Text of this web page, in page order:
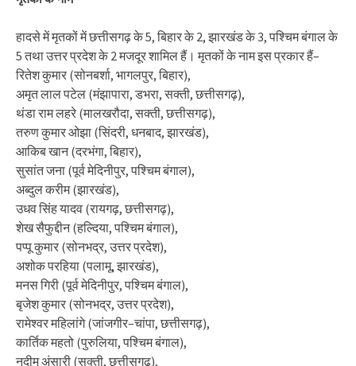
हादसे में मृतकों में छत्तीसगढ़ के 5, बिहार के 2, झारखंड के 3, पश्चिम बंगाल के
5 तथा उत्तर प्रदेश के 2 मजदूर शामिल हैं। मृतकों के नाम इस प्रकार हैं–
रितेश कुमार (सोनबर्शा, भागलपुर, बिहार),
अमृत लाल पटेल (मंझापारा, डभरा, सक्ती, छत्तीसगढ़),
थंडा राम लहरे (मालखरौदा, सक्ती, छत्तीसगढ़),
तरुण कुमार ओझा (सिंदरी, धनबाद, झारखंड),
आकिब खान (दरभंगा, बिहार),
सुसांत जना (पूर्व मेदिनीपुर, पश्चिम बंगाल),
अब्दुल करीम (झारखंड),
उधव सिंह यादव (रायगढ़, छत्तीसगढ़),
शेख सैफुद्दीन (हल्दिया, पश्चिम बंगाल),
पप्पू कुमार (सोनभद्र, उत्तर प्रदेश),
अशोक परहिया (पलामू, झारखंड),
मनस गिरी (पूर्व मेदिनीपुर, पश्चिम बंगाल),
बृजेश कुमार (सोनभद्र, उत्तर प्रदेश),
रामेश्वर महिलांगे (जांजगीर–चांपा, छत्तीसगढ़),
कार्तिक महतो (पुरुलिया, पश्चिम बंगाल),
नदीम अंसारी (सक्ती, छत्तीसगढ़),